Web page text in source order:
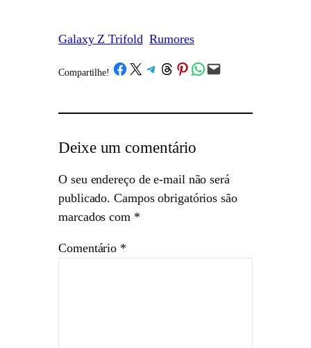
Galaxy Z Trifold Rumores
Compartilhe! /Share on Facebook
Share on X Share on Telegram
Share on Threads
Share on Pinterest
Share on WhatsApp
Email this Page
Deixe um comentário
O seu endereço de e-mail não será
publicado. Campos obrigatórios são
marcados com *
Comentário *